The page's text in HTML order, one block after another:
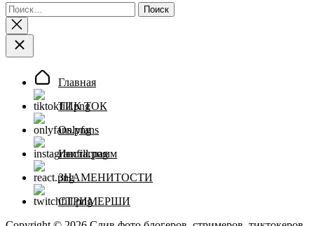
Найти:
Главная
ТИК ТОК
Onlyfans
Инстаграмм
ЗНАМЕНИТОСТИ
СТРИМЕРШИ